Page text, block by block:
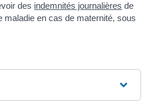
des indemnités journalières de
en cas de maternité, sous